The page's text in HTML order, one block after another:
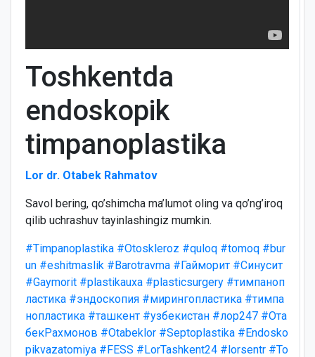
Toshkentda
endoskopik
timpanoplastika
Lor dr. Otabek Rahmatov
Savol bering, qo’shimcha ma’lumot oling va qo’ng’iroq
qilib uchrashuv tayinlashingiz mumkin.
#Timpanoplastika #Otoskleroz #quloq #tomoq #bur
un #eshitmaslik #Barotravma #Гайморит #Синусит
#Gaymorit #plastikauxa #plasticsurgery #тимпаноп
ластика #эндоскопия #мирингопластика #тимпа
нопластика #ташкент #узбекистан #лор247 #Ота
бекРахмонов #Otabeklor #Septoplastika #Endosko
pikvazatomiya #FESS #LorTashkent24 #lorsentr #To